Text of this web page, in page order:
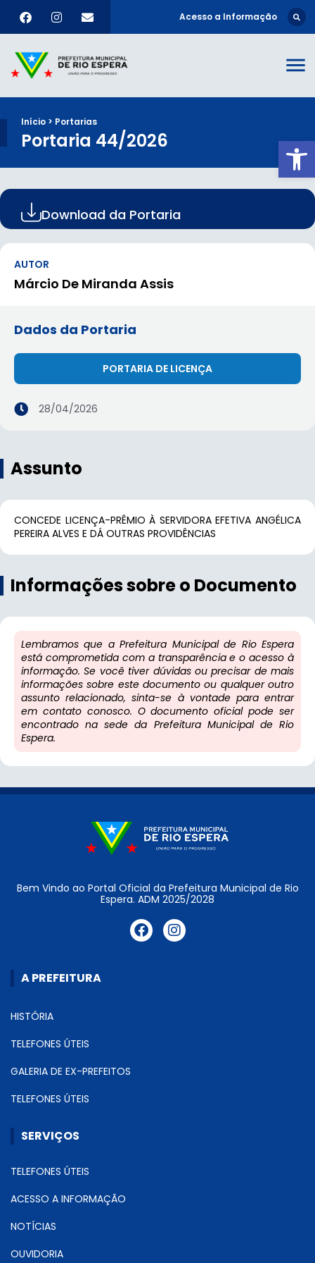
Acesso a Informação
Início > Portarias
Portaria 44/2026
Download da Portaria
AUTOR
Márcio De Miranda Assis
Dados da Portaria
PORTARIA DE LICENÇA
28/04/2026
Assunto
CONCEDE LICENÇA-PRÊMIO À SERVIDORA EFETIVA ANGÉLICA
PEREIRA ALVES E DÁ OUTRAS PROVIDÊNCIAS
Informações sobre o Documento
Lembramos que a Prefeitura Municipal de Rio Espera
está comprometida com a transparência e o acesso à
informação. Se você tiver dúvidas ou precisar de mais
informações sobre este documento ou qualquer outro
assunto relacionado, sinta-se à vontade para entrar
em contato conosco. O documento oficial pode ser
encontrado na sede da Prefeitura Municipal de Rio
Espera.
Bem Vindo ao Portal Oficial da Prefeitura Municipal de Rio
Espera. ADM 2025/2028
A PREFEITURA
HISTÓRIA
TELEFONES ÚTEIS
GALERIA DE EX-PREFEITOS
TELEFONES ÚTEIS
SERVIÇOS
TELEFONES ÚTEIS
ACESSO A INFORMAÇÃO
NOTÍCIAS
OUVIDORIA